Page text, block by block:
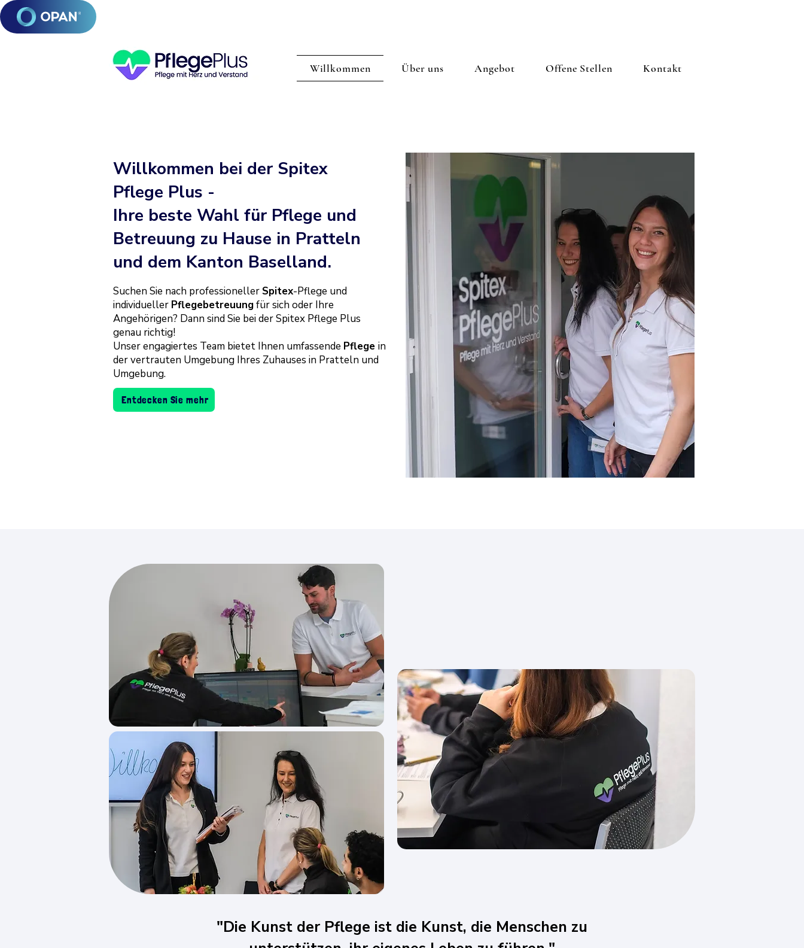
Willkommen Über uns Angebot Offene Stellen Kontakt
Willkommen bei der Spitex
Pflege Plus -
Ihre beste Wahl für Pflege und
Betreuung zu Hause in Pratteln
und dem Kanton Baselland.
​Suchen Sie nach professioneller Spitex-Pflege und
individueller Pflegebetreuungfür sich oder Ihre
Angehörigen? Dann sind Sie bei der Spitex Pflege Plus
genau richtig!
Unser engagiertes Team bietet Ihnen umfassende Pflege in
der vertrauten Umgebung Ihres Zuhauses in Pratteln und
Umgebung.
Entdecken Sie mehr
"Die Kunst der Pflege ist die Kunst, die Menschen zu